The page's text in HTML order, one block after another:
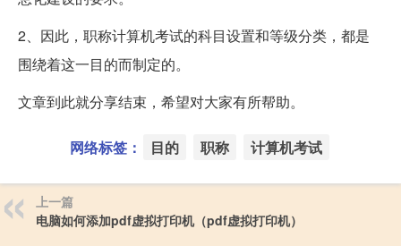
2、因此，职称计算机考试的科目设置和等级分类，都是
围绕着这一目的而制定的。
文章到此就分享结束，希望对大家有所帮助。
网络标签： 目的 职称 计算机考试
上一篇
电脑如何添加pdf虚拟打印机（pdf虚拟打印机）